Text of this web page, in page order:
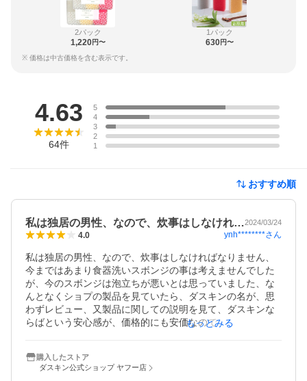
2パック
1,220円〜
1パック
630円〜
※ 価格は中古価格を含む表示です。
4.63
64件
5
4
3
2
1
おすすめ順
私は独居の男性、なので、炊事はしなけれ…2024/03/24
4.0 ynh********さん
私は独居の男性、なので、炊事はしなければなりません、
今まではあまり食器洗いスボンジの事は考えませんでした
が、今のスボンジは泡立ちが悪いとは思っていました、な
んとなくショプの製品を見ていたら、ダスキンの名が、思
わずレビュー、又製品に関しての説明を見て、ダスキンな
らばという安心感が、価格的にも安価なので、駄目もとで
が長持ち、途中で洗剤を足す事も無い、これだけでも私に
は満足、硬いというレビューもありましたが、私にはそれ
もっとみる
購入したストア
ダスキン公式ショップ ヤフー店